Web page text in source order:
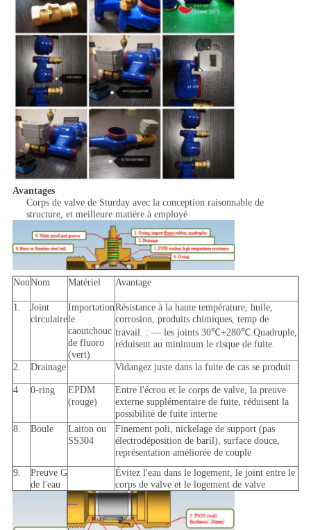
Avantages
Corps de valve de Sturday avec la conception raisonnable de
structure, et meilleure matière à employé
NonNom Matériel Avantage
1.
Joint
circulaire
Importation
le
caoutchouc
de fluoro
(vert)
Résistance à la haute température, huile,
corrosion, produits chimiques, temp de
travail. : — les joints 30℃+280℃.Quadruple,
réduisent au minimum le risque de fuite.
2. Drainage Vidangez juste dans la fuite de cas se produit
4 0-ring
EPDM
(rouge)
Entre l'écrou et le corps de valve, la preuve
externe supplémentaire de fuite, réduisent la
possibilité de fuite interne
8.
Boule
Laiton ou
SS304
Finement poli, nickelage de support (pas
électrodéposition de baril), surface douce,
représentation améliorée de couple
9.
Preuve G
de l'eau
Évitez l'eau dans le logement, le joint entre le
corps de valve et le logement de valve